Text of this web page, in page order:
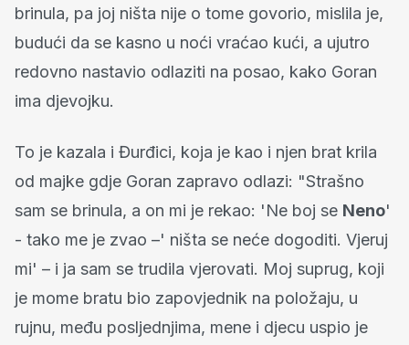
brinula, pa joj ništa nije o tome govorio, mislila je,
budući da se kasno u noći vraćao kući, a ujutro
redovno nastavio odlaziti na posao, kako Goran
ima djevojku.
To je kazala i Đurđici, koja je kao i njen brat krila
od majke gdje Goran zapravo odlazi: "Strašno
sam se brinula, a on mi je rekao: 'Ne boj se Neno'
- tako me je zvao –' ništa se neće dogoditi. Vjeruj
mi' – i ja sam se trudila vjerovati. Moj suprug, koji
je mome bratu bio zapovjednik na položaju, u
rujnu, među posljednjima, mene i djecu uspio je